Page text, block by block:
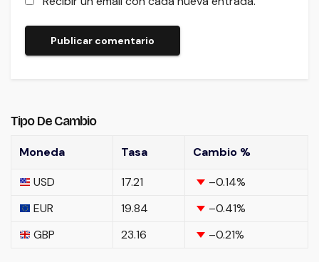
Tipo De Cambio
Moneda Tasa
Cambio %
USD
17.21 –0.14%
EUR
19.84 –0.41%
GBP
23.16 –0.21%